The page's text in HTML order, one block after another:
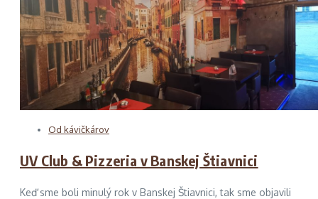
Od kávičkárov
UV Club & Pizzeria v Banskej Štiavnici
Keď sme boli minulý rok v Banskej Štiavnici, tak sme objavili